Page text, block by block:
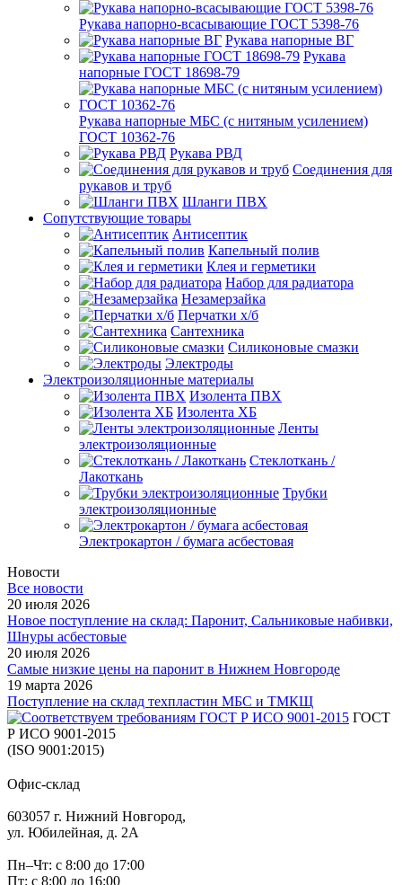
Рукава напорно-всасывающие ГОСТ 5398-76
Рукава напорные ВГ
Рукава
напорные ГОСТ 18698-79
Рукава напорные МБС (с нитяным усилением)
ГОСТ 10362-76
Рукава РВД
Соединения для
рукавов и труб
Шланги ПВХ
Сопутствующие товары
Антисептик
Капельный полив
Клея и герметики
Набор для радиатора
Незамерзайка
Перчатки х/б
Сантехника
Силиконовые смазки
Электроды
Электроизоляционные материалы
Изолента ПВХ
Изолента ХБ
Ленты
электроизоляционные
Стеклоткань /
Лакоткань
Трубки
электроизоляционные
Электрокартон / бумага асбестовая
Новости
Все новости
20 июля 2026
Новое поступление на склад: Паронит, Сальниковые набивки,
Шнуры асбестовые
20 июля 2026
Самые низкие цены на паронит в Нижнем Новгороде
19 марта 2026
Поступление на склад техпластин МБС и ТМКЩ
ГОСТ
Р ИСО 9001-2015
(ISO 9001:2015)
Офис-склад
603057 г. Нижний Новгород,
ул. Юбилейная, д. 2А
Пн–Чт: с 8:00 до 17:00
Пт: с 8:00 до 16:00